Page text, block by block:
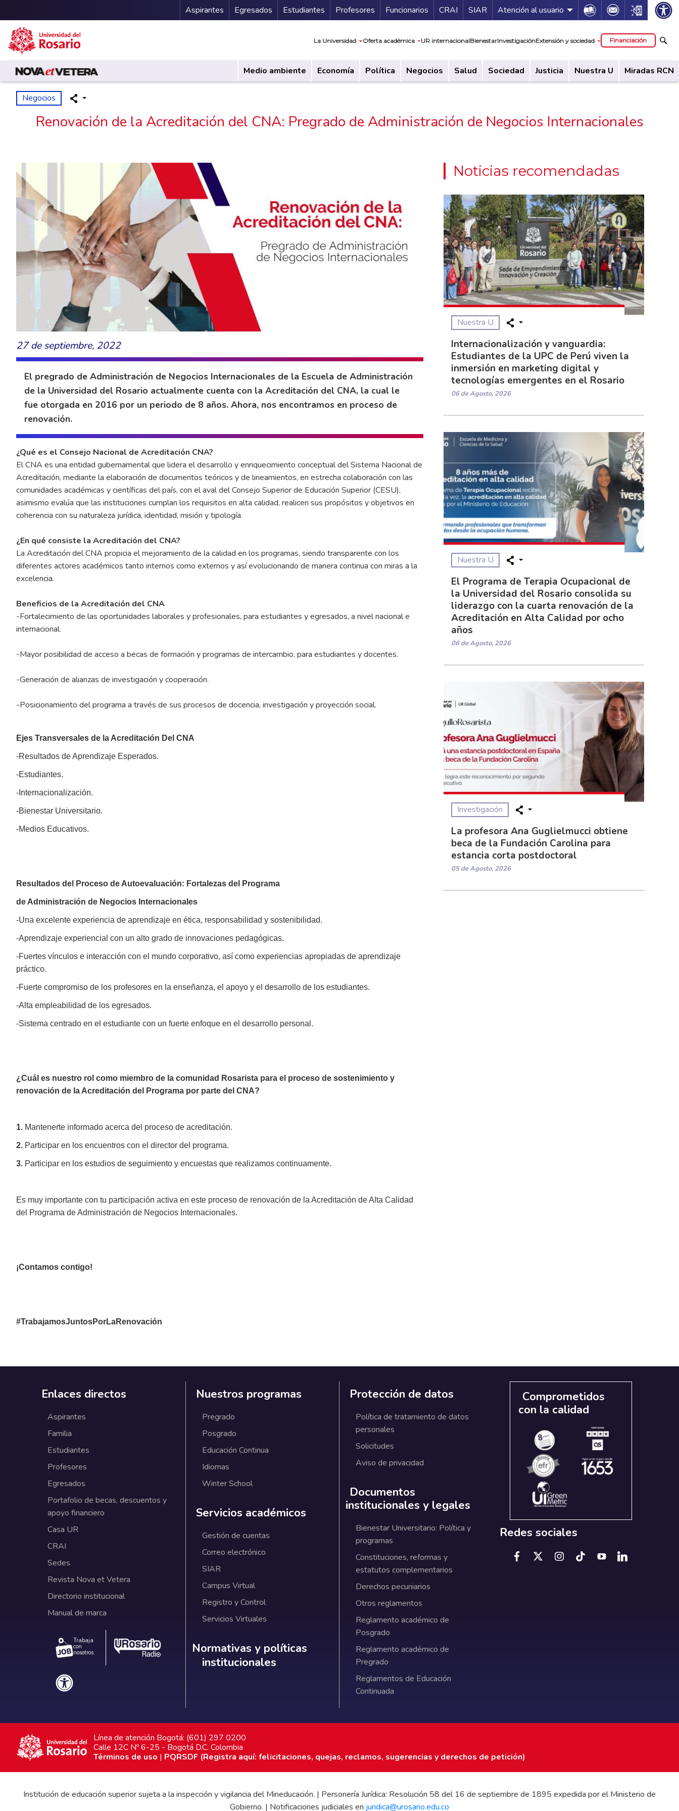
Pasar al contenido principal
Menu Secundario
Aspirantes Egresados Estudiantes Profesores Funcionarios Guía de servicios
CRAI SIAR Atención al usuario Icon Icon Icon
La Universidad Oferta académica UR internacionalBienestarInvestigaciónExtensión y sociedad Financiación
Medio ambiente Economía Política Negocios Salud Sociedad Justicia Nuestra U Miradas RCN
Negocios
Renovación de la Acreditación del CNA: Pregrado de Administración de Negocios Internacionales
27 de septiembre, 2022
El pregrado de Administración de Negocios Internacionales de la Escuela de Administración
de la Universidad del Rosario actualmente cuenta con la Acreditación del CNA, la cual le
fue otorgada en 2016 por un periodo de 8 años. Ahora, nos encontramos en proceso de
renovación.
¿Qué es el Consejo Nacional de Acreditación CNA?
El CNA es una entidad gubernamental que lidera el desarrollo y enriquecimiento conceptual del Sistema Nacional de
Acreditación, mediante la elaboración de documentos teóricos y de lineamientos, en estrecha colaboración con las
comunidades académicas y científicas del país, con el aval del Consejo Superior de Educación Superior (CESU),
asimismo evalúa que las instituciones cumplan los requisitos en alta calidad, realicen sus propósitos y objetivos en
coherencia con su naturaleza jurídica, identidad, misión y tipología.
¿En qué consiste la Acreditación del CNA?
La Acreditación del CNA propicia el mejoramiento de la calidad en los programas, siendo transparente con los
diferentes actores académicos tanto internos como externos y así evolucionando de manera continua con miras a la
excelencia.
Beneficios de la Acreditación del CNA
-Fortalecimiento de las oportunidades laborales y profesionales, para estudiantes y egresados, a nivel nacional e
internacional.
-Mayor posibilidad de acceso a becas de formación y programas de intercambio, para estudiantes y docentes.
-Generación de alianzas de investigación y cooperación.
-Posicionamiento del programa a través de sus procesos de docencia, investigación y proyección social.
Ejes Transversales de la Acreditación Del CNA
-Resultados de Aprendizaje Esperados.
-Estudiantes.
-Internacionalización.
-Bienestar Universitario.
-Medios Educativos.
Resultados del Proceso de Autoevaluación: Fortalezas del Programa
de Administración de Negocios Internacionales
-Una excelente experiencia de aprendizaje en ética, responsabilidad y sostenibilidad.
-Aprendizaje experiencial con un alto grado de innovaciones pedagógicas.
-Fuertes vínculos e interacción con el mundo corporativo, así como experiencias apropiadas de aprendizaje
práctico.
-Fuerte compromiso de los profesores en la enseñanza, el apoyo y el desarrollo de los estudiantes.
-Alta empleabilidad de los egresados.
-Sistema centrado en el estudiante con un fuerte enfoque en el desarrollo personal.
¿Cuál es nuestro rol como miembro de la comunidad Rosarista para el proceso de sostenimiento y
renovación de la Acreditación del Programa por parte del CNA?
1. Mantenerte informado acerca del proceso de acreditación.
2. Participar en los encuentros con el director del programa.
3. Participar en los estudios de seguimiento y encuestas que realizamos continuamente.
Es muy importante con tu participación activa en este proceso de renovación de la Acreditación de Alta Calidad
del Programa de Administración de Negocios Internacionales.
¡Contamos contigo!
#TrabajamosJuntosPorLaRenovación
Noticias recomendadas
Nuestra U
Internacionalización y vanguardia:
Estudiantes de la UPC de Perú viven la
inmersión en marketing digital y
tecnologías emergentes en el Rosario
06 de Agosto, 2026
Nuestra U
El Programa de Terapia Ocupacional de
la Universidad del Rosario consolida su
liderazgo con la cuarta renovación de la
Acreditación en Alta Calidad por ocho
años
06 de Agosto, 2026
Investigación
La profesora Ana Guglielmucci obtiene
beca de la Fundación Carolina para
estancia corta postdoctoral
05 de Agosto, 2026
Enlaces directos
Aspirantes
Familia
Estudiantes
Profesores
Egresados
Portafolio de becas, descuentos y
apoyo financiero
Casa UR
CRAI
Sedes
Revista Nova et Vetera
Directorio institucional
Manual de marca
Trabaja
con
nosotros.
Nuestros programas
Pregrado
Posgrado
Educación Continua
Idiomas
Winter School
Servicios académicos
Gestión de cuentas
Correo electrónico
SIAR
Campus Virtual
Registro y Control
Servicios Virtuales
Normativas y políticas institucionales
Normativas y políticas
institucionales
Protección de datos
Política de tratamiento de datos
personales
Solicitudes
Aviso de privacidad
Documentos
institucionales y legales
Bienestar Universitario: Política y
programas
Constituciones, reformas y
estatutos complementarios
Derechos pecuniarios
Otros reglamentos
Reglamento académico de
Posgrado
Reglamento académico de
Pregrado
Reglamentos de Educación
Continuada
Comprometidos
con la calidad
Redes sociales
Línea de atención Bogotá: (601) 297 0200
Calle 12C Nº 6-25 - Bogotá D.C. Colombia
Términos de uso | PQRSDF (Registra aquí: felicitaciones, quejas, reclamos, sugerencias y derechos de petición)
Institución de educación superior sujeta a la inspección y vigilancia del Mineducación. | Personería Jurídica: Resolución 58 del 16 de septiembre de 1895 expedida por el Ministerio de
Gobierno. | Notificaciones judiciales en juridica@urosario.edu.co